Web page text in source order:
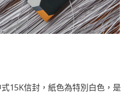
15K信封，紙色為特別白色，是